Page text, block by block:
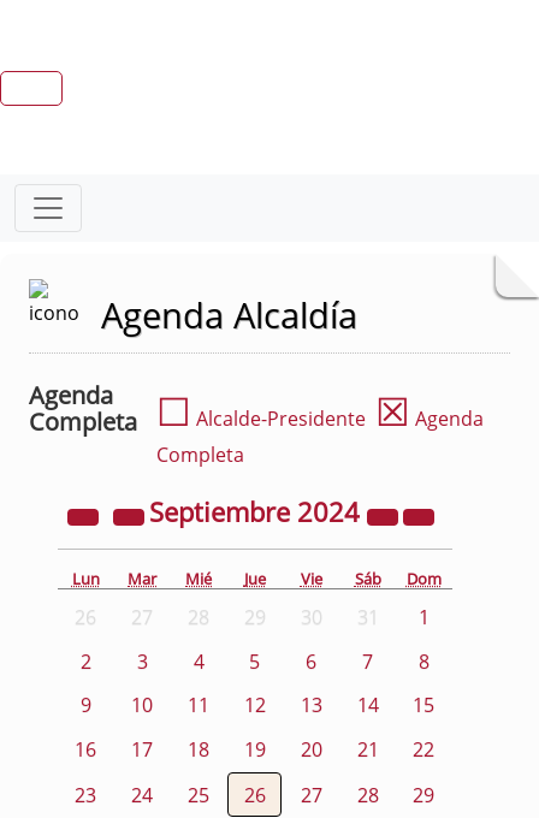
Agenda Alcaldía
Agenda
Completa
☐ Alcalde-Presidente ☒ Agenda
Completa
Septiembre 2024
Lun Mar Mié Jue Vie Sáb Dom
26 27 28 29 30 31
1
2
3 4 5 6 7
8
9
10 11 12 13 14
15
16
17 18 19 20 21
22
23
24 25 26 27 28
29